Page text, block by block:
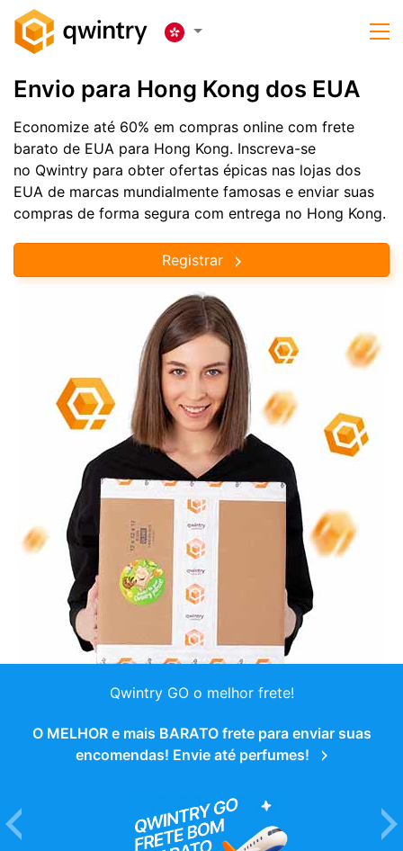
Envio para Hong Kong dos EUA
Economize até 60% em compras online com frete
barato de EUA para Hong Kong. Inscreva-se
no Qwintry para obter ofertas épicas nas lojas dos
EUA de marcas mundialmente famosas e enviar suas
compras de forma segura com entrega no Hong Kong.
Registrar
Qwintry GO o melhor frete!
O MELHOR e mais BARATO frete para enviar suas
encomendas! Envie até perfumes!